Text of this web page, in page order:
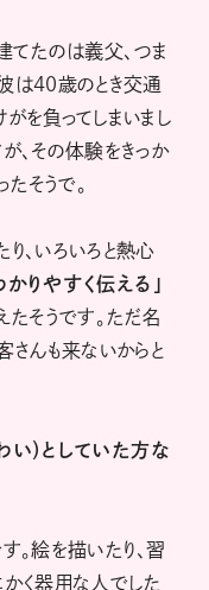
てたのは義父、つま
は40歳のとき交通
を負ってしまいまし
、その体験をきっか
そうで。
、いろいろと熱心
かりやすく伝える」
たそうです。ただ名
さんも来ないからと
い）としていた方な
。絵を描いたり、習
く器用な人でした